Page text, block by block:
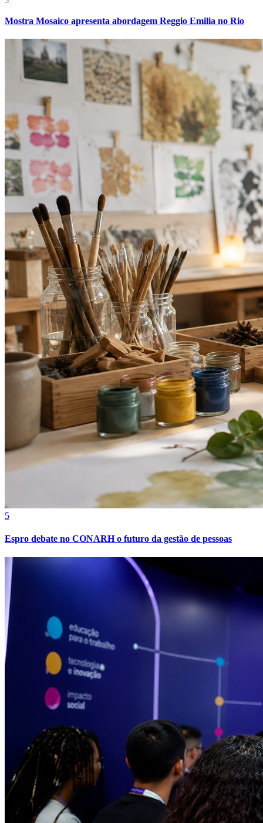
Bahia
Fortaleza
Mostra Mosaico apresenta abordagem Reggio Emilia no Rio
5
Espro debate no CONARH o futuro da gestão de pessoas